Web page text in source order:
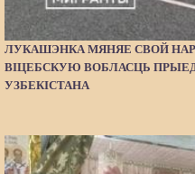
ЛУКАШЭНКА МЯНЯЕ СВОЙ
ВІЦЕБСКУЮ ВОБЛАСЦЬ
УЗБЕКІСТАНА